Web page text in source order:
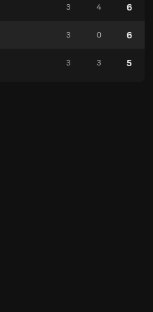
3 4 6
3 0 6
3 3 5